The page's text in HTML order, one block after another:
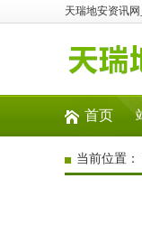
天瑞地安资讯网
首页
当前位置：